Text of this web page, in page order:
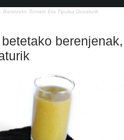
Tomate Eta Tipulaz Gozaturik
berenjenak,